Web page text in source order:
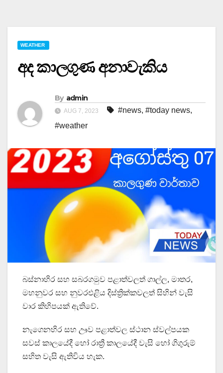
WEATHER
අද කාලගුණ අනාවැකිය
By admin
AUG 7, 2023 #news, #today news,
#weather
බස්නාහිර සහ සබරගමුව පළාත්වලත් ගාල්ල, මාතර,
මහනුවර සහ නුවරඑළිය දිස්ත්‍රික්කවලත් සිහින් වැසි
වාර කිහිපයක් ඇතිවේ.
නැගෙනහිර සහ ඌව පළාත්වල ස්ථාන ස්වල්පයක
සවස් කාලයේදී හෝ රාත්‍රී කාලයේදී වැසි හෝ ගිගුරුම්
සහිත වැසි ඇතිවිය හැක.